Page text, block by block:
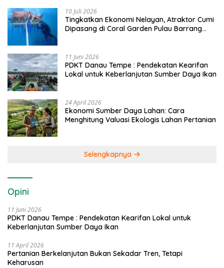
10 Juli 2026
Tingkatkan Ekonomi Nelayan, Atraktor Cumi
Dipasang di Coral Garden Pulau Barrang
11 Juni 2026
PDKT Danau Tempe : Pendekatan Kearifan
Lokal untuk Keberlanjutan Sumber Daya Ikan
24 April 2026
Ekonomi Sumber Daya Lahan: Cara
Menghitung Valuasi Ekologis Lahan Pertanian
Selengkapnya
Opini
11 Juni 2026
PDKT Danau Tempe : Pendekatan Kearifan Lokal untuk
Keberlanjutan Sumber Daya Ikan
11 April 2026
Pertanian Berkelanjutan Bukan Sekadar Tren, Tetapi
Keharusan